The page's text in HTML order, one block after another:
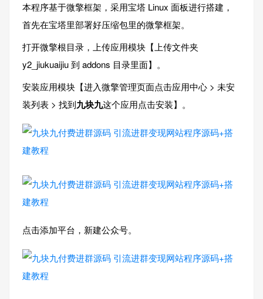
本程序基于微擎框架，采用宝塔 Linux 面板进行搭建，
首先在宝塔里部署好压缩包里的微擎框架。
打开微擎根目录，上传应用模块【上传文件夹
y2_jiukuaijiu 到 addons 目录里面】。
安装应用模块【进入微擎管理页面点击应用中心 > 未安
装列表 > 找到九块九这个应用点击安装】。
点击添加平台，新建公众号。